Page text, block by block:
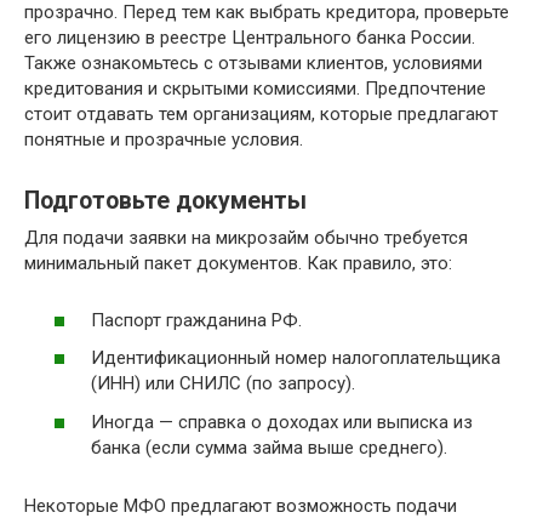
прозрачно. Перед тем как выбрать кредитора, проверьте
его лицензию в реестре Центрального банка России.
Также ознакомьтесь с отзывами клиентов, условиями
кредитования и скрытыми комиссиями. Предпочтение
стоит отдавать тем организациям, которые предлагают
понятные и прозрачные условия.
Подготовьте документы
Для подачи заявки на микрозайм обычно требуется
минимальный пакет документов. Как правило, это:
Паспорт гражданина РФ.
Идентификационный номер налогоплательщика
(ИНН) или СНИЛС (по запросу).
Иногда — справка о доходах или выписка из
банка (если сумма займа выше среднего).
Некоторые МФО предлагают возможность подачи